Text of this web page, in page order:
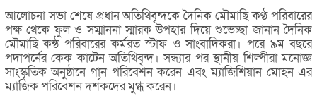
আলোচনা সভা শেষে প্রধান অতিথিবৃন্দকে দৈনিক মৌমাছি কণ্ঠ পরিবারের
পক্ষ থেকে ফুল ও সম্মাননা স্মারক উপহার দিয়ে শুভেচ্ছা জানান দৈনিক
মৌমাছি কন্ঠ পরিবারের কর্মরত স্টাফ ও সাংবাদিকরা। পরে ৯ম বছরে
পদাপর্নের কেক কাটেন অতিথিবৃন্দ। সন্ধ্যার পর স্থানীয় শিল্পীরা মনোজ্ঞ
সাংস্কৃতিক অনুষ্ঠানে গান পরিবেশন করেন এবং ম্যাজিশিয়ান মোহন এর
ম্যাজিক পরিবেশন দর্শকদের মুগ্ধ করেন।